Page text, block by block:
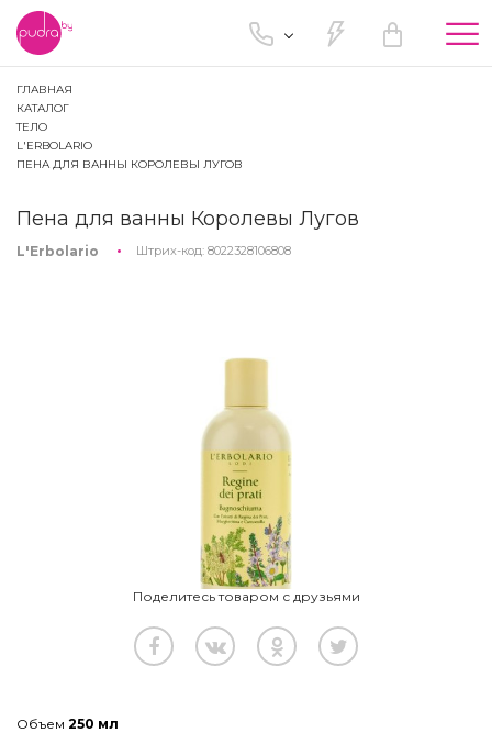
ГЛАВНАЯ
КАТАЛОГ
ТЕЛО
L'ERBOLARIO
ПЕНА ДЛЯ ВАННЫ КОРОЛЕВЫ ЛУГОВ
Пена для ванны Королевы Лугов
L'Erbolario Штрих-код: 8022328106808
Поделитесь товаром с друзьями
Объем 250 мл